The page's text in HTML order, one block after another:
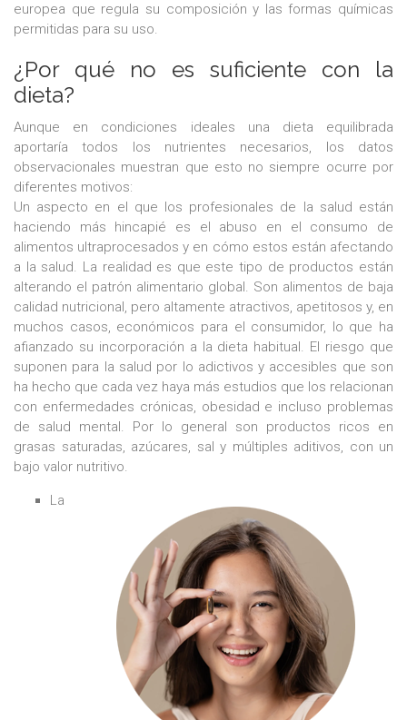
europea que regula su composición y las formas químicas
permitidas para su uso.
¿Por qué no es suficiente con la
dieta?
Aunque en condiciones ideales una dieta equilibrada
aportaría todos los nutrientes necesarios, los datos
observacionales muestran que esto no siempre ocurre por
diferentes motivos:
Un aspecto en el que los profesionales de la salud están
haciendo más hincapié es el abuso en el consumo de
alimentos ultraprocesados y en cómo estos están afectando
a la salud. La realidad es que este tipo de productos están
alterando el patrón alimentario global. Son alimentos de baja
calidad nutricional, pero altamente atractivos, apetitosos y, en
muchos casos, económicos para el consumidor, lo que ha
afianzado su incorporación a la dieta habitual. El riesgo que
suponen para la salud por lo adictivos y accesibles que son
ha hecho que cada vez haya más estudios que los relacionan
con enfermedades crónicas, obesidad e incluso problemas
de salud mental. Por lo general son productos ricos en
grasas saturadas, azúcares, sal y múltiples aditivos, con un
bajo valor nutritivo.
La